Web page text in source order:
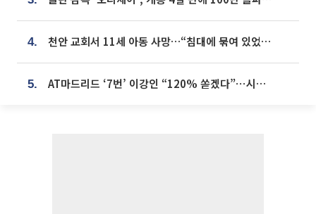
4. 천안 교회서 11세 아동 사망…“침대에 묶여 있었다” 진술 확보
5. AT마드리드 ‘7번’ 이강인 “120% 쏟겠다”⋯시메오네 감독 “필요한 선수”